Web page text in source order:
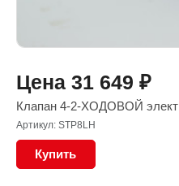
Цена 31 649 ₽
Клапан 4-2-ХОДОВОЙ
Артикул: STP8LH
Купить